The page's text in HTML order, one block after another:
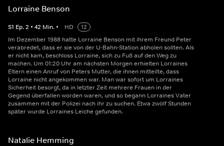
Lorraine Benson
S1 Ep.2 • 42 Min. • HD
12
Im Dezember 1988 hatte Lorraine Benson mit ihrem Freund Peter
verabredet, dass er sie von der U-Bahn-Station abholen sollten. Als
er nicht kam, beschloss Lorraine, sich zu Fuß auf den Weg zu
machen. Um 01:20 Uhr am nächsten Morgen erhielten Lorraines
Eltern einen Anruf von Peters Mutter, die ihnen mitteilte, dass
Lorraine nicht angekommen war. Man war sofort um Lorraines
Sicherheit besorgt, da in letzter Zeit mehrere Frauen in der
Gegend überfallen worden waren, und so begann Lorraines Vater
zusammen mit der Polizei nach ihr zu suchen. Etwa zwölf Stunden
später wurde Lorraines Leiche gefunden.
Natalie Hemming